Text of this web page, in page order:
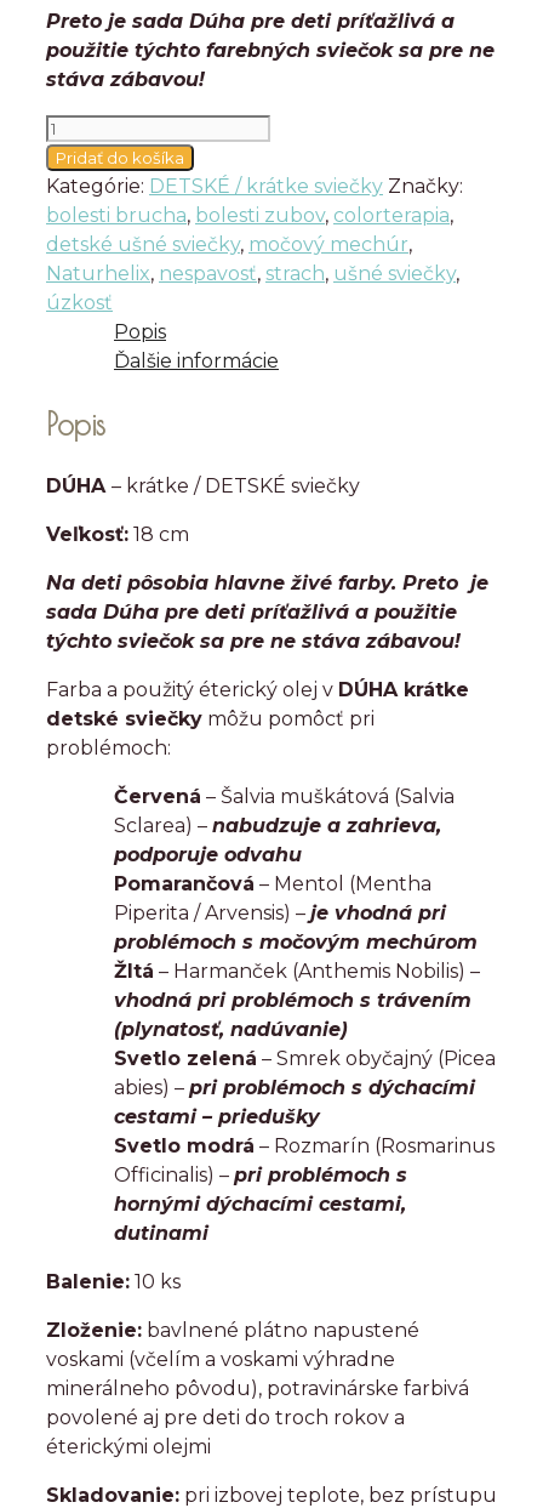
Preto je sada Dúha pre deti príťažlivá a
použitie týchto farebných sviečok sa pre ne
stáva zábavou!
množstvo
DÚHA
-
krátke
DETSKÉ
sviečky
Pridať do košíka
Kategórie: DETSKÉ / krátke sviečky Značky:
bolesti brucha, bolesti zubov, colorterapia,
detské ušné sviečky, močový mechúr,
Naturhelix, nespavosť, strach, ušné sviečky,
úzkosť
Popis
Ďalšie informácie
Popis
DÚHA – krátke / DETSKÉ sviečky
Veľkosť: 18 cm
Na deti pôsobia hlavne živé farby. Preto je
sada Dúha pre deti príťažlivá a použitie
týchto sviečok sa pre ne stáva zábavou!
Farba a použitý éterický olej v DÚHA krátke
detské sviečky môžu pomôcť pri
problémoch:
Červená – Šalvia muškátová (Salvia
Sclarea) – nabudzuje a zahrieva,
podporuje odvahu
Pomarančová – Mentol (Mentha
Piperita / Arvensis) – je vhodná pri
problémoch s močovým mechúrom
Žltá – Harmanček (Anthemis Nobilis) –
vhodná pri problémoch s trávením
(plynatosť, nadúvanie)
Svetlo zelená – Smrek obyčajný (Picea
abies) – pri problémoch s dýchacími
cestami – priedušky
Svetlo modrá – Rozmarín (Rosmarinus
Officinalis) – pri problémoch s
hornými dýchacími cestami,
dutinami
Balenie: 10 ks
Zloženie: bavlnené plátno napustené
voskami (včelím a voskami výhradne
minerálneho pôvodu), potravinárske farbivá
povolené aj pre deti do troch rokov a
éterickými olejmi
Skladovanie: pri izbovej teplote, bez prístupu